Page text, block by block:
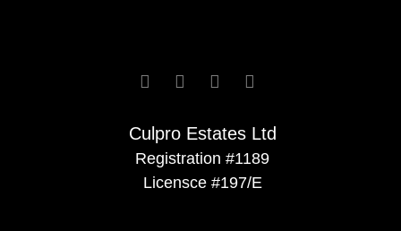
Culpro Estates Ltd
Registration #1189
Licensce #197/E
   